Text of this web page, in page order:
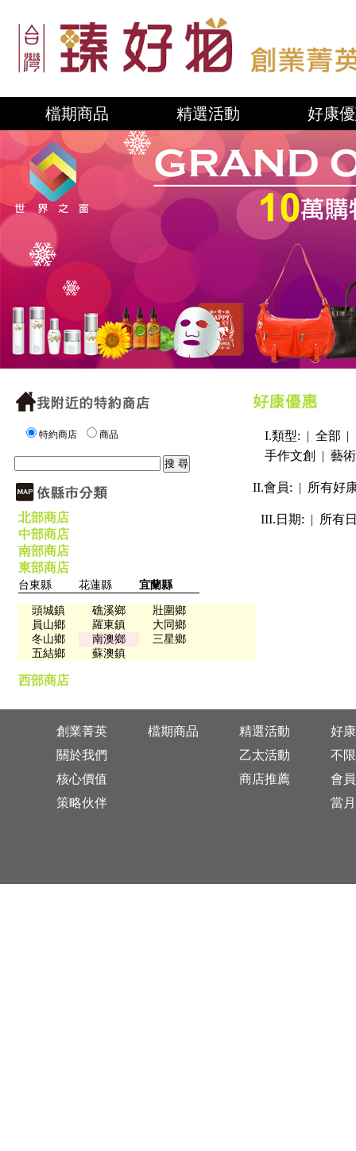
檔期商品 精選活動 好康
特約商店 商品
北部商店
中部商店
南部商店
東部商店
台東縣 花蓮縣 宜蘭縣
頭城鎮 礁溪鄉
壯圍鄉
員山鄉
羅東鎮
大同鄉
冬山鄉
南澳鄉
三星鄉
五結鄉
蘇澳鎮
西部商店
I.類型: | 全部 |
手作文創
| 藝
II.會員: | 所有好
III.日期: | 所有
創業菁英
關於我們
核心價值
策略伙伴
檔期商品
精選活動
乙太活動
商店推薦
好
不
會
當